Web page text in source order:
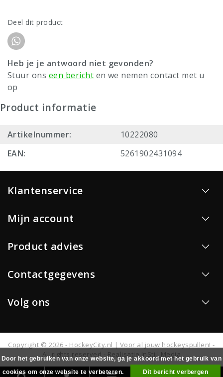
Deel dit product
Heb je je antwoord niet gevonden?
Stuur ons een bericht en we nemen contact met u
op
Product informatie
Artikelnummer:
10222080
EAN:
5261902431094
Klantenservice
Mijn account
Product advies
Contactgegevens
Volg ons
Copyright © 2026 - HockeyCity.nl | Voor al jouw hockeyspullen! -
All rights reserved - Realisatie InStijl Media
0
Door het gebruiken van onze website, ga je akkoord met het gebruik van
cookies om onze website te verbeteren.
Dit bericht verbergen